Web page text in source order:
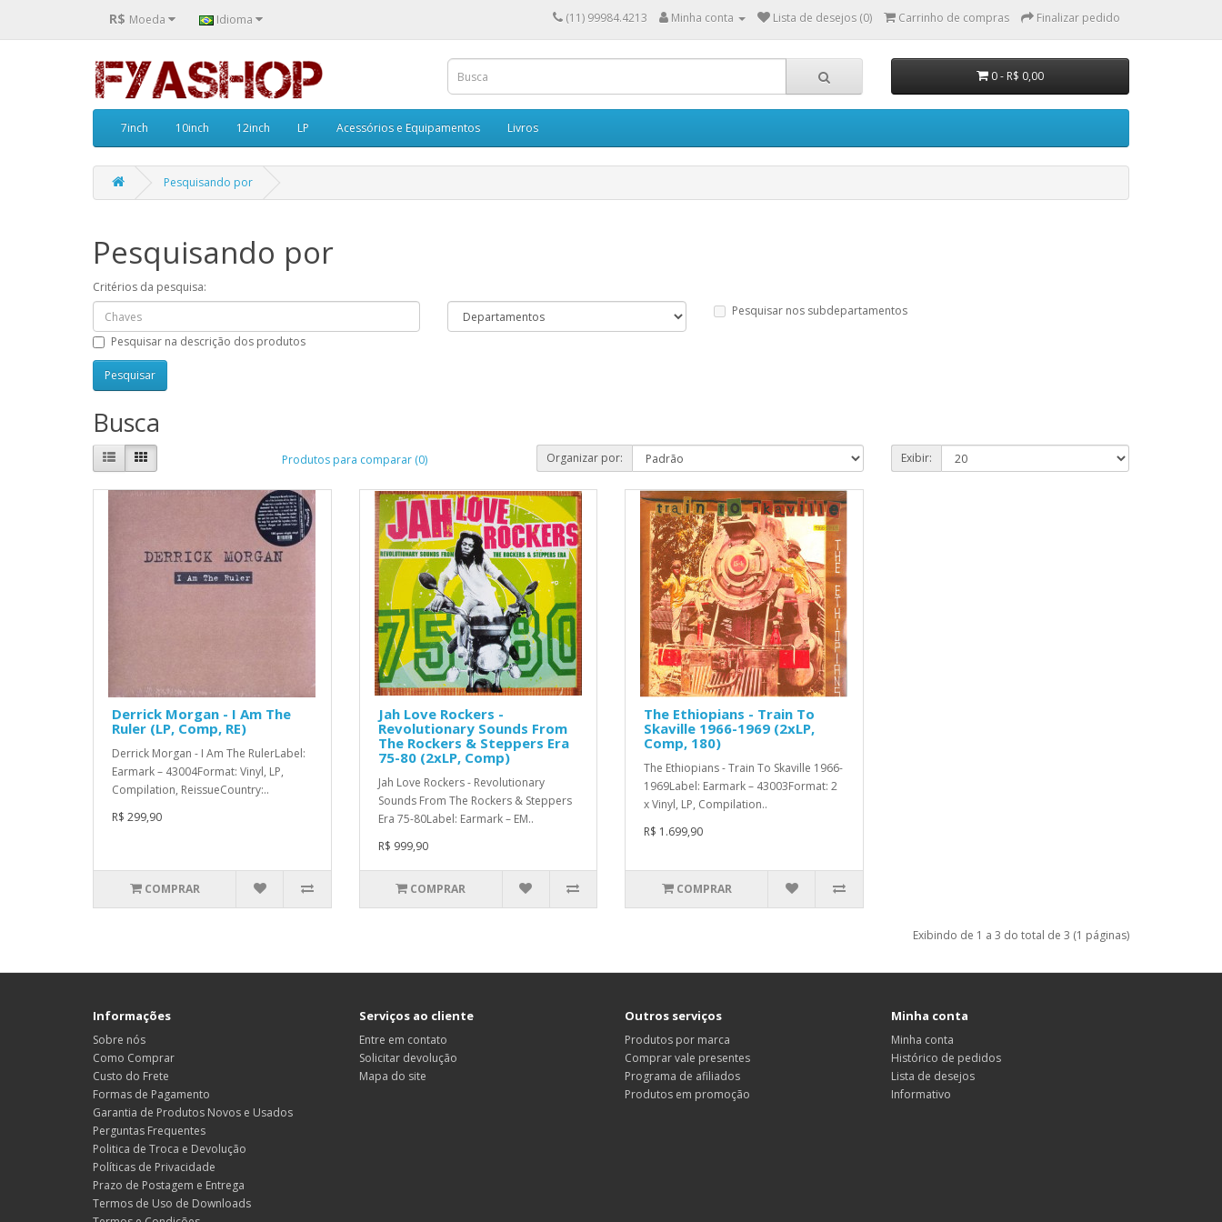
R$ Moeda Idioma (11) 99984.4213 Minha conta Lista de desejos (0) Carrinho de compras Finalizar pedido
0 - R$ 0,00
7inch 10inch 12inch LP Acessórios e Equipamentos Livros
Pesquisando por
Pesquisando por
Critérios da pesquisa:
Pesquisar nos subdepartamentos
Pesquisar na descrição dos produtos
Busca
Produtos para comparar (0) Organizar por: Exibir:
Derrick Morgan - I Am The
Ruler (LP, Comp, RE)
Derrick Morgan - I Am The RulerLabel:
Earmark – 43004Format: Vinyl, LP,
Compilation, ReissueCountry:..
R$ 299,90
COMPRAR
Jah Love Rockers -
Revolutionary Sounds From
The Rockers & Steppers Era
75-80 (2xLP, Comp)
Jah Love Rockers - Revolutionary
Sounds From The Rockers & Steppers
Era 75-80Label: Earmark – EM..
R$ 999,90
COMPRAR
The Ethiopians - Train To
Skaville 1966-1969 (2xLP,
Comp, 180)
The Ethiopians - Train To Skaville 1966-
1969Label: Earmark – 43003Format: 2
x Vinyl, LP, Compilation..
R$ 1.699,90
COMPRAR
Exibindo de 1 a 3 do total de 3 (1 páginas)
Informações
Sobre nós
Como Comprar
Custo do Frete
Formas de Pagamento
Garantia de Produtos Novos e Usados
Perguntas Frequentes
Politica de Troca e Devolução
Políticas de Privacidade
Prazo de Postagem e Entrega
Termos de Uso de Downloads
Serviços ao cliente
Entre em contato
Solicitar devolução
Mapa do site
Outros serviços
Produtos por marca
Comprar vale presentes
Programa de afiliados
Produtos em promoção
Minha conta
Minha conta
Histórico de pedidos
Lista de desejos
Informativo